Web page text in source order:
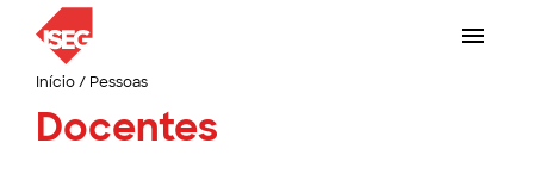
Início/ Pessoas
Docentes